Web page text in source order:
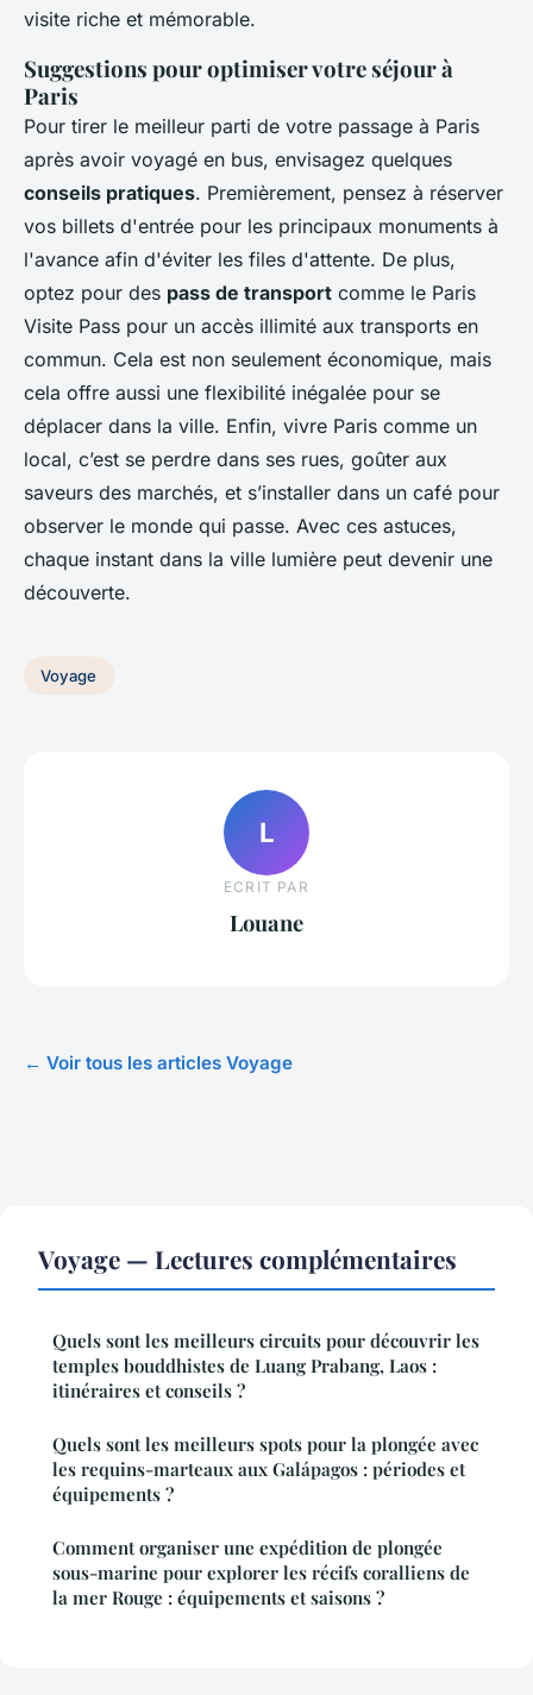
visite riche et mémorable.
Suggestions pour optimiser votre séjour à
Paris
Pour tirer le meilleur parti de votre passage à Paris
après avoir voyagé en bus, envisagez quelques
conseils pratiques. Premièrement, pensez à réserver
vos billets d'entrée pour les principaux monuments à
l'avance afin d'éviter les files d'attente. De plus,
optez pour des pass de transport comme le Paris
Visite Pass pour un accès illimité aux transports en
commun. Cela est non seulement économique, mais
cela offre aussi une flexibilité inégalée pour se
déplacer dans la ville. Enfin, vivre Paris comme un
local, c’est se perdre dans ses rues, goûter aux
saveurs des marchés, et s’installer dans un café pour
observer le monde qui passe. Avec ces astuces,
chaque instant dans la ville lumière peut devenir une
découverte.
Voyage
L
ECRIT PAR
Louane
← Voir tous les articles Voyage
Voyage — Lectures complémentaires
Quels sont les meilleurs circuits pour découvrir les
temples bouddhistes de Luang Prabang, Laos :
itinéraires et conseils ?
Quels sont les meilleurs spots pour la plongée avec
les requins-marteaux aux Galápagos : périodes et
équipements ?
Comment organiser une expédition de plongée
sous-marine pour explorer les récifs coralliens de
la mer Rouge : équipements et saisons ?